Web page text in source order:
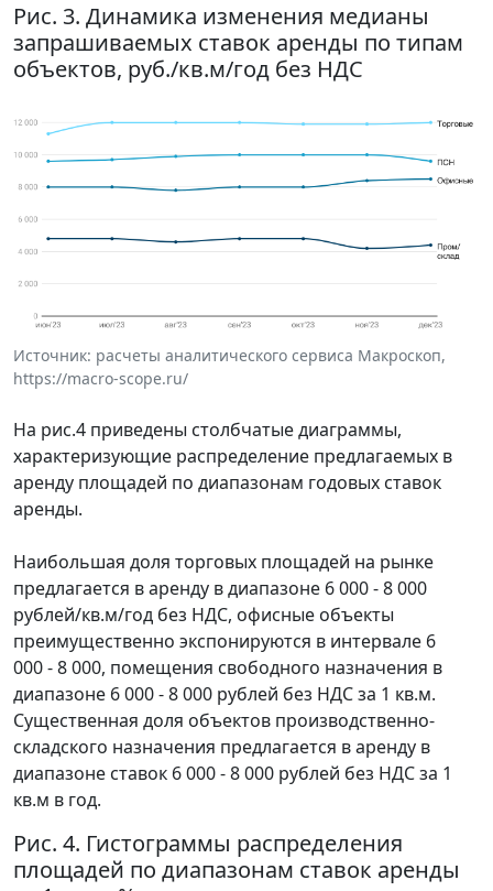
Рис. 3. Динамика изменения медианы
запрашиваемых ставок аренды по типам
объектов, руб./кв.м/год без НДС
Источник: расчеты аналитического сервиса Макроскоп,
https://macro-scope.ru/
На рис.4 приведены столбчатые диаграммы,
характеризующие распределение предлагаемых в
аренду площадей по диапазонам годовых ставок
аренды.
Наибольшая доля торговых площадей на рынке
предлагается в аренду в диапазоне 6 000 - 8 000
рублей/кв.м/год без НДС, офисные объекты
преимущественно экспонируются в интервале 6
000 - 8 000, помещения свободного назначения в
диапазоне 6 000 - 8 000 рублей без НДС за 1 кв.м.
Существенная доля объектов производственно-
складского назначения предлагается в аренду в
диапазоне ставок 6 000 - 8 000 рублей без НДС за 1
кв.м в год.
Рис. 4. Гистограммы распределения
площадей по диапазонам ставок аренды